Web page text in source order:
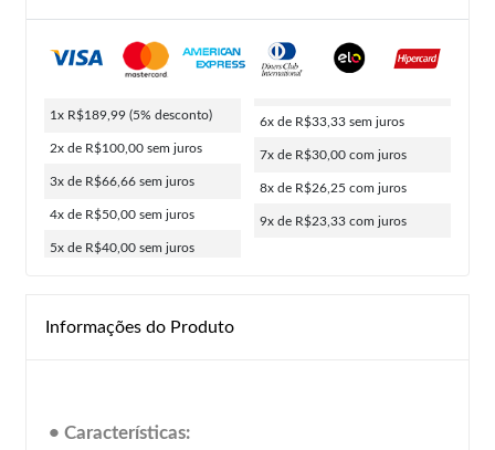
1x R$189,99 (5% desconto)
2x de R$100,00 sem juros
3x de R$66,66 sem juros
4x de R$50,00 sem juros
5x de R$40,00 sem juros
6x de R$33,33 sem juros
7x de R$30,00 com juros
8x de R$26,25 com juros
9x de R$23,33 com juros
Informações do Produto
• Características: